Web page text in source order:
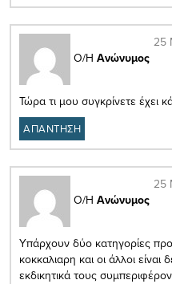
Ο/Η Ανώνυμος
25
Τώρα τι μου συγκρίνετε έχει
ΑΠΑΝΤΗΣΗ
Ο/Η Ανώνυμος
25
Υπάρχουν δύο κατηγορίες
κοκκαλιαρη και οι άλλοι
εκδικητικά τους